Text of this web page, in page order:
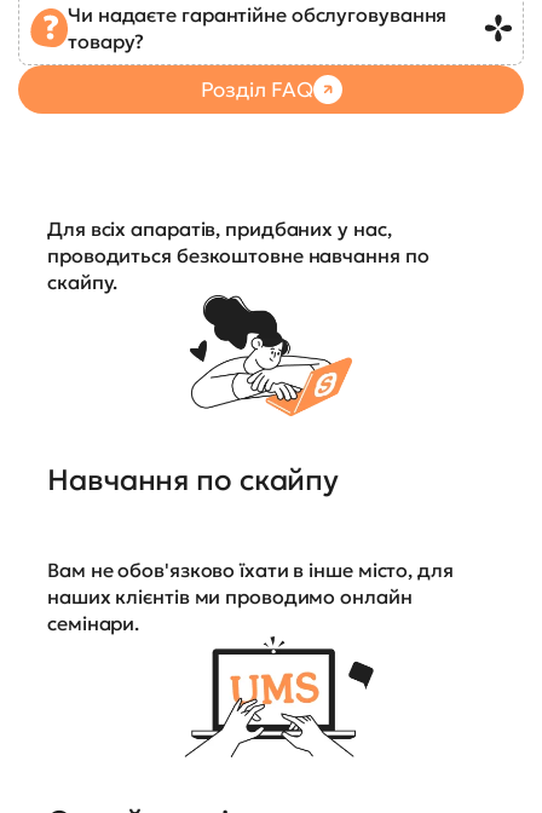
Чи надаєте гарантійне обслуговування
товару?
Розділ FAQ
Для всіх апаратів, придбаних у нас,
проводиться безкоштовне навчання по
скайпу.
Навчання по скайпу
Вам не обов'язково їхати в інше місто, для
наших клієнтів ми проводимо онлайн
семінари.